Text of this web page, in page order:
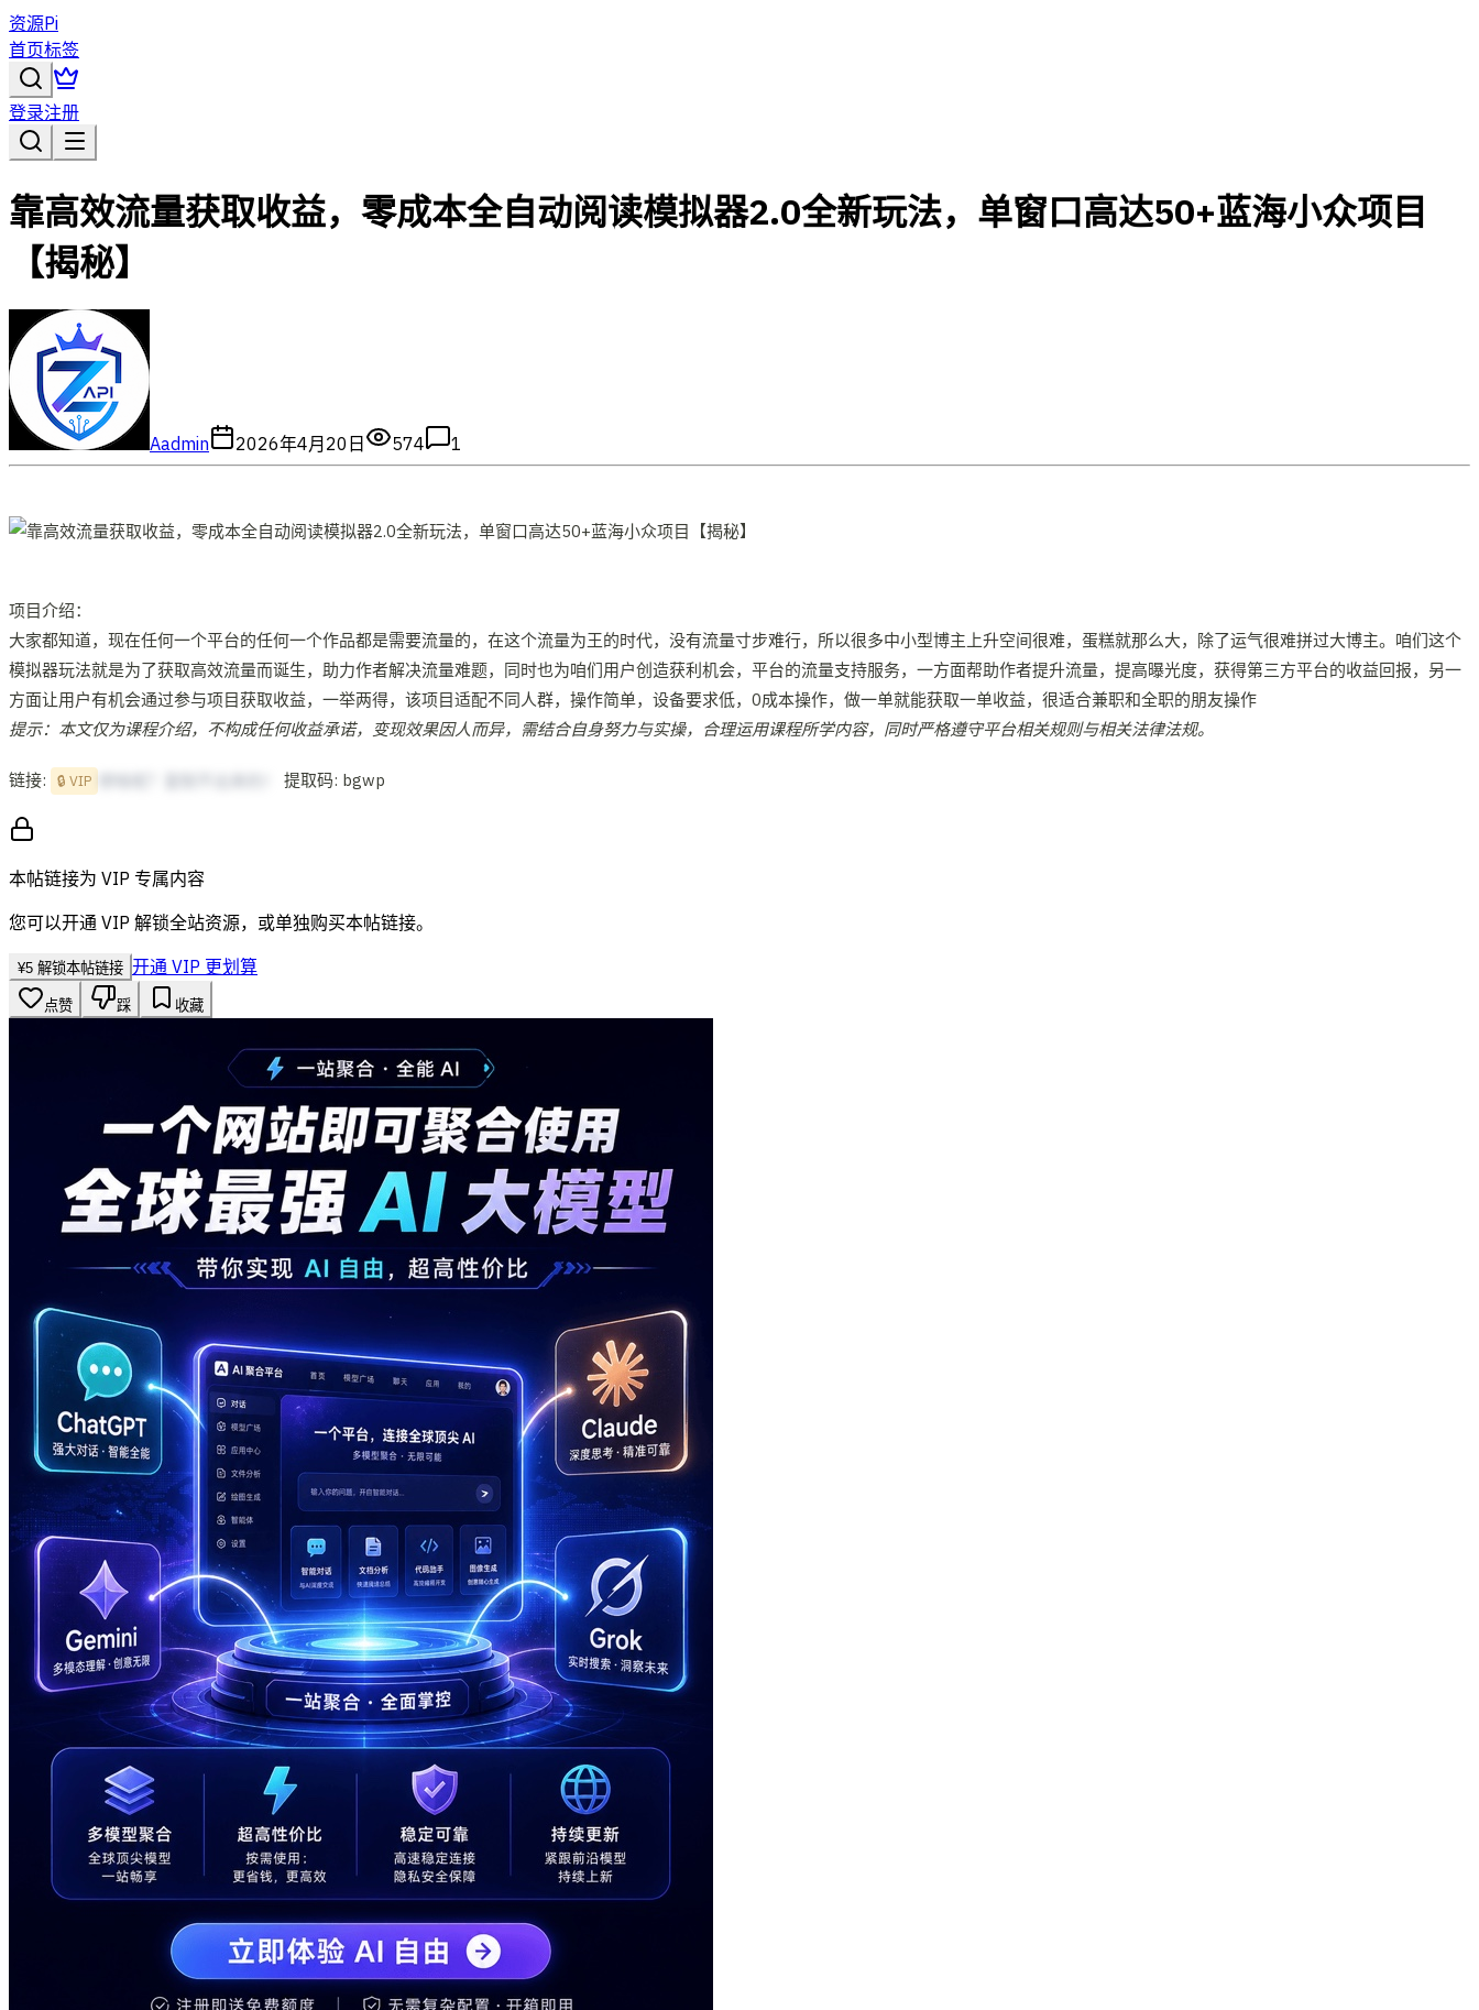
资源Pi
首页标签
登录注册
靠高效流量获取收益，零成本全自动阅读模拟器2.0全新玩法，单窗口高达50+蓝海小众项目
【揭秘】
Aadmin 2026年4月20日 574 1
项目介绍：
大家都知道，现在任何一个平台的任何一个作品都是需要流量的，在这个流量为王的时代，没有流量寸步难行，所以很多中小型博主上升空间很难，蛋糕就那么大，除了运气很难拼过大博主。咱们这个
模拟器玩法就是为了获取高效流量而诞生，助力作者解决流量难题，同时也为咱们用户创造获利机会，平台的流量支持服务，一方面帮助作者提升流量，提高曝光度，获得第三方平台的收益回报，另一
方面让用户有机会通过参与项目获取收益，一举两得，该项目适配不同人群，操作简单，设备要求低，0成本操作，做一单就能获取一单收益，很适合兼职和全职的朋友操作
提示：本文仅为课程介绍，不构成任何收益承诺，变现效果因人而异，需结合自身努力与实操，合理运用课程所学内容，同时严格遵守平台相关规则与相关法律法规。
链接: 🔒 VIP 提取码: bgwp
本帖链接为 VIP 专属内容
您可以开通 VIP 解锁全站资源，或单独购买本帖链接。
¥5 解锁本帖链接 开通 VIP 更划算
点赞 踩 收藏